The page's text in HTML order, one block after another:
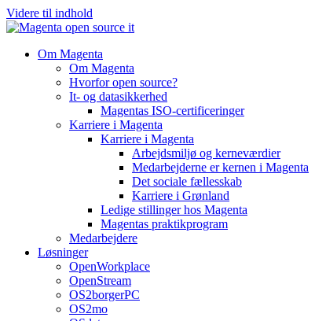
Videre til indhold
Om Magenta
Om Magenta
Hvorfor open source?
It- og datasikkerhed
Magentas ISO-certificeringer
Karriere i Magenta
Karriere i Magenta
Arbejdsmiljø og kerneværdier
Medarbejderne er kernen i Magenta
Det sociale fællesskab
Karriere i Grønland
Ledige stillinger hos Magenta​
Magentas praktikprogram
Medarbejdere
Løsninger
OpenWorkplace
OpenStream
OS2borgerPC
OS2mo